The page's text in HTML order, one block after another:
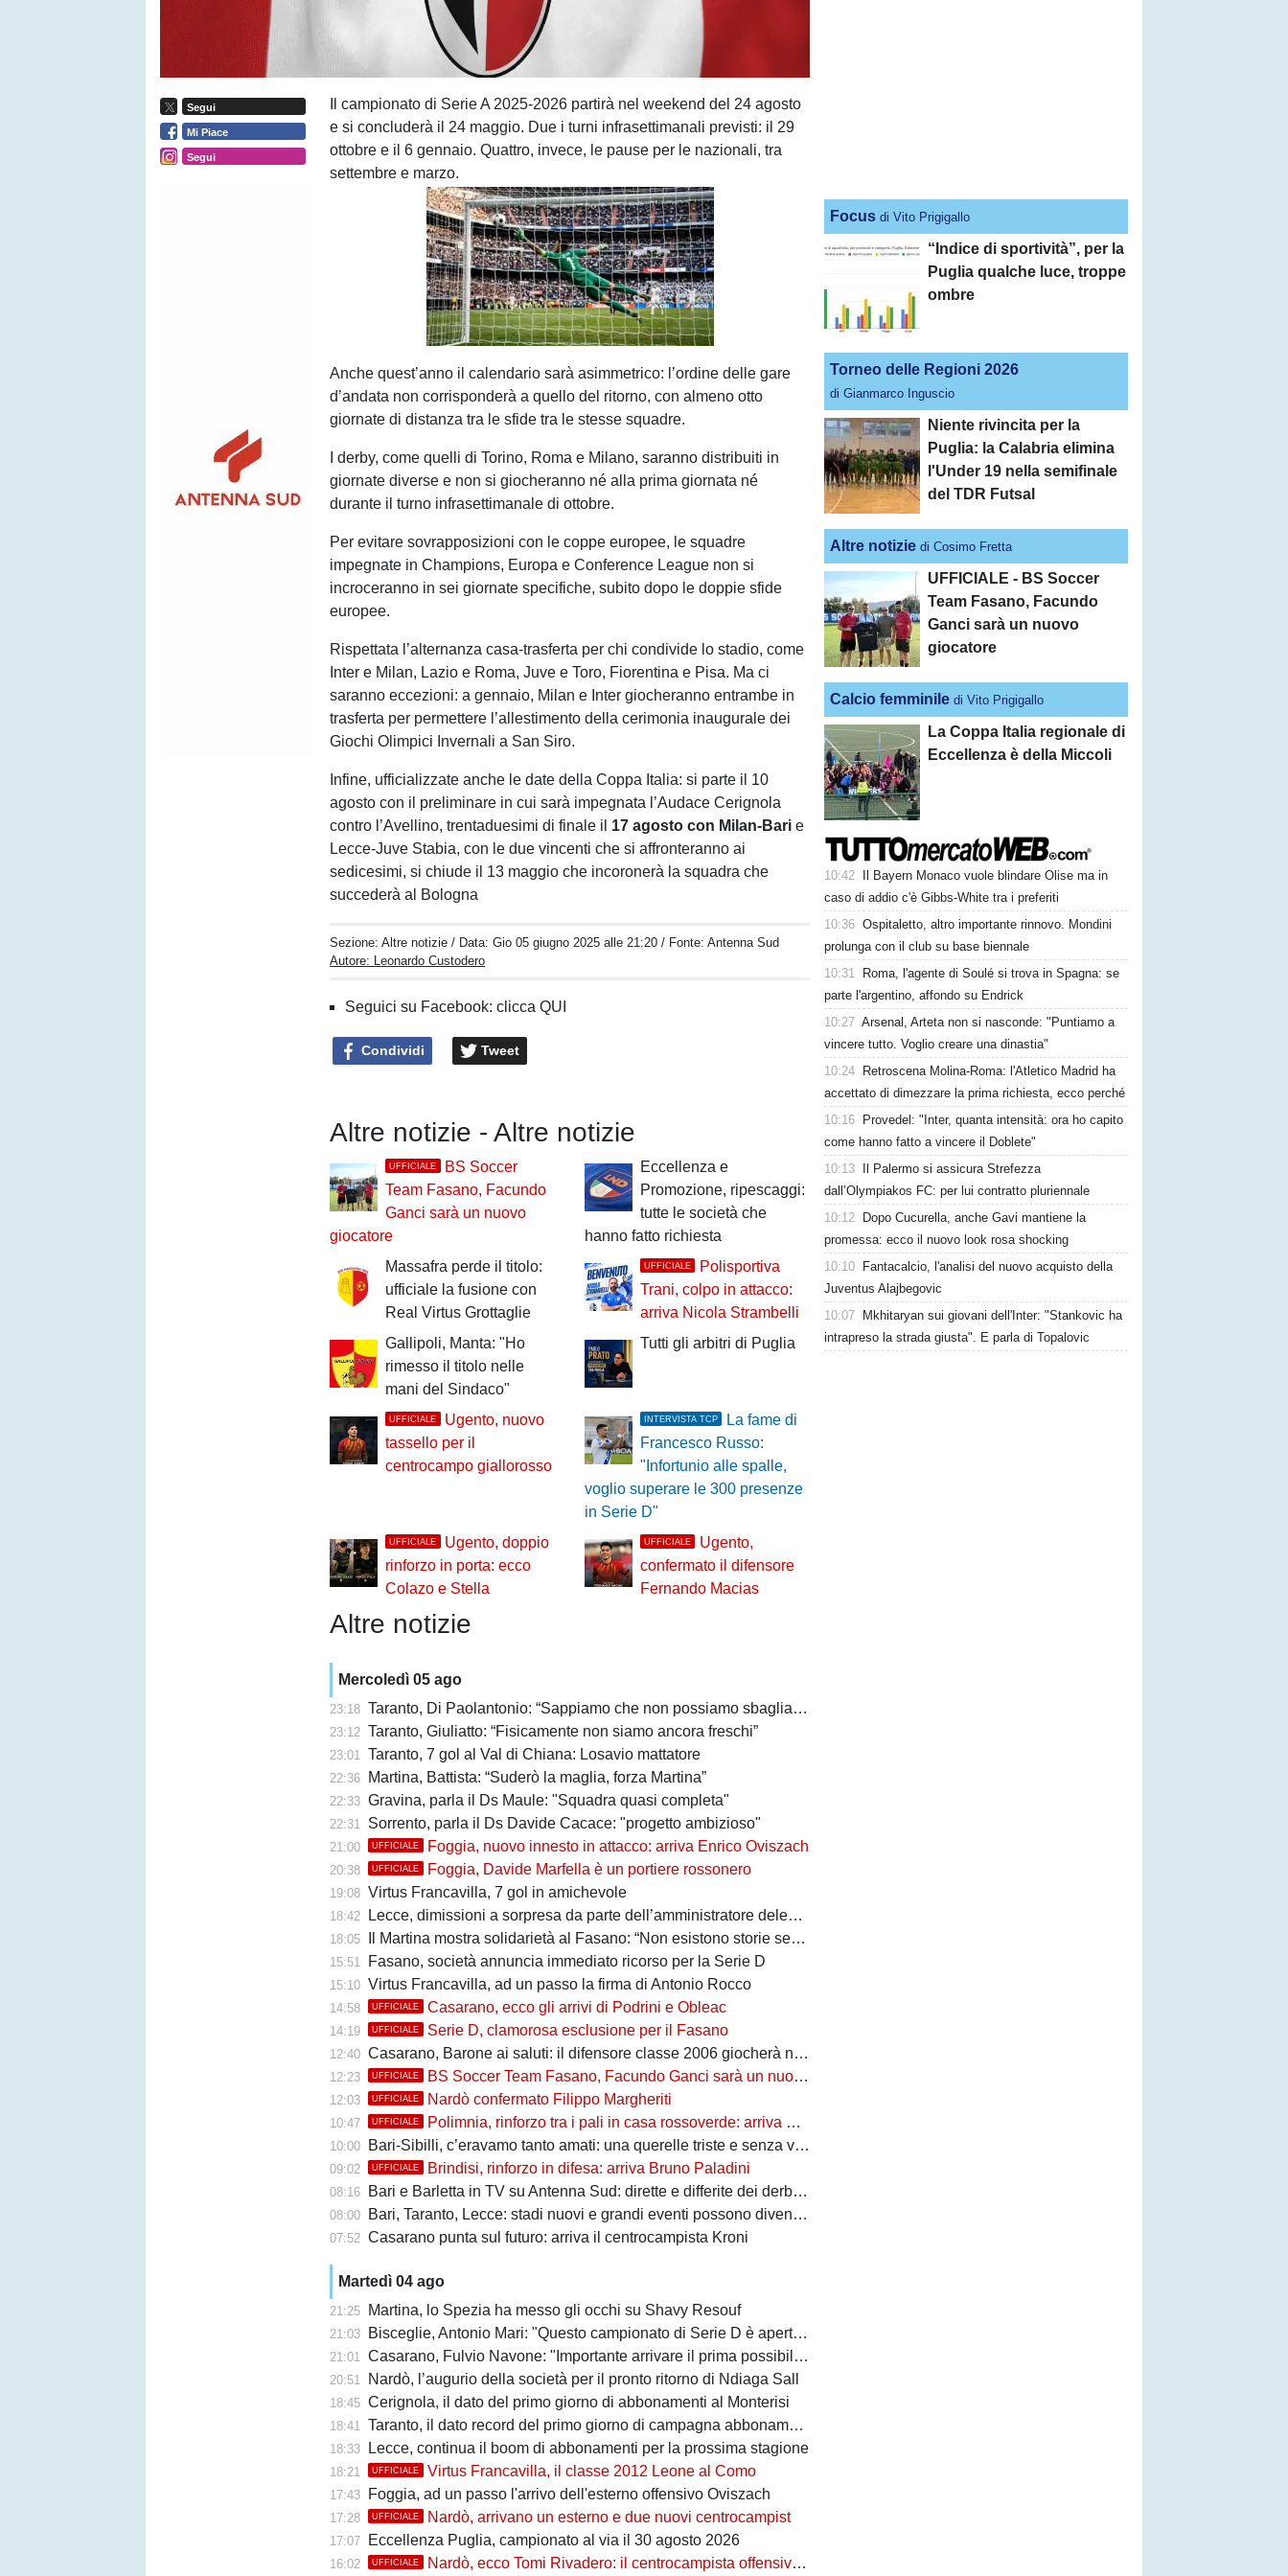
Segui
Mi Piace
Segui
Il campionato di Serie A 2025-2026 partirà nel weekend del 24 agosto
e si concluderà il 24 maggio. Due i turni infrasettimanali previsti: il 29
ottobre e il 6 gennaio. Quattro, invece, le pause per le nazionali, tra
settembre e marzo.
Unmute
Loaded:
100.00%
Anche quest’anno il calendario sarà asimmetrico: l’ordine delle gare
d’andata non corrisponderà a quello del ritorno, con almeno otto
giornate di distanza tra le sfide tra le stesse squadre.
I derby, come quelli di Torino, Roma e Milano, saranno distribuiti in
giornate diverse e non si giocheranno né alla prima giornata né
durante il turno infrasettimanale di ottobre.
Per evitare sovrapposizioni con le coppe europee, le squadre
impegnate in Champions, Europa e Conference League non si
incroceranno in sei giornate specifiche, subito dopo le doppie sfide
europee.
Rispettata l’alternanza casa-trasferta per chi condivide lo stadio, come
Inter e Milan, Lazio e Roma, Juve e Toro, Fiorentina e Pisa. Ma ci
saranno eccezioni: a gennaio, Milan e Inter giocheranno entrambe in
trasferta per permettere l’allestimento della cerimonia inaugurale dei
Giochi Olimpici Invernali a San Siro.
Infine, ufficializzate anche le date della Coppa Italia: si parte il 10
agosto con il preliminare in cui sarà impegnata l’Audace Cerignola
contro l’Avellino, trentaduesimi di finale il 17 agosto con Milan-Bari e
Lecce-Juve Stabia, con le due vincenti che si affronteranno ai
sedicesimi, si chiude il 13 maggio che incoronerà la squadra che
succederà al Bologna
Sezione:Altre notizie / Data:Gio 05 giugno 2025 alle 21:20 / Fonte: Antenna Sud
Autore: Leonardo Custodero
Seguici su Facebook: clicca QUI
Condividi Tweet
Altre notizie - Altre notizie
UFFICIALE
BS Soccer
Team Fasano, Facundo
Ganci sarà un nuovo
giocatore
Eccellenza e
Promozione, ripescaggi:
tutte le società che
hanno fatto richiesta
Massafra perde il titolo:
ufficiale la fusione con
Real Virtus Grottaglie
UFFICIALE
Polisportiva
Trani, colpo in attacco:
arriva Nicola Strambelli
Gallipoli, Manta: "Ho
rimesso il titolo nelle
mani del Sindaco"
Tutti gli arbitri di Puglia
UFFICIALE
Ugento, nuovo
tassello per il
centrocampo giallorosso
INTERVISTA TCP
La fame di
Francesco Russo:
"Infortunio alle spalle,
voglio superare le 300 presenze
in Serie D"
UFFICIALE
Ugento, doppio
rinforzo in porta: ecco
Colazo e Stella
UFFICIALE
Ugento,
confermato il difensore
Fernando Macias
Altre notizie
Mercoledì 05 ago
23:18 Taranto, Di Paolantonio: “Sappiamo che non possiamo sbagliare”
23:12 Taranto, Giuliatto: “Fisicamente non siamo ancora freschi”
23:01 Taranto, 7 gol al Val di Chiana: Losavio mattatore
22:36 Martina, Battista: “Suderò la maglia, forza Martina”
22:33 Gravina, parla il Ds Maule: "Squadra quasi completa"
22:31 Sorrento, parla il Ds Davide Cacace: "progetto ambizioso"
21:00 UFFICIALE Foggia, nuovo innesto in attacco: arriva Enrico Oviszach
20:38 UFFICIALE Foggia, Davide Marfella è un portiere rossonero
19:08 Virtus Francavilla, 7 gol in amichevole
18:42 Lecce, dimissioni a sorpresa da parte dell’amministratore delegato
18:05 Il Martina mostra solidarietà al Fasano: “Non esistono storie senza avversari”
15:51 Fasano, società annuncia immediato ricorso per la Serie D
15:10 Virtus Francavilla, ad un passo la firma di Antonio Rocco
14:58 UFFICIALE Casarano, ecco gli arrivi di Podrini e Obleac
14:19 UFFICIALE Serie D, clamorosa esclusione per il Fasano
12:40 Casarano, Barone ai saluti: il difensore classe 2006 giocherà nel Lanciano
12:23 UFFICIALE BS Soccer Team Fasano, Facundo Ganci sarà un nuovo giocatore
12:03 UFFICIALE Nardò confermato Filippo Margheriti
10:47 UFFICIALE Polimnia, rinforzo tra i pali in casa rossoverde: arriva Victor De Caro
10:00 Bari-Sibilli, c’eravamo tanto amati: una querelle triste e senza vincitori
09:02 UFFICIALE Brindisi, rinforzo in difesa: arriva Bruno Paladini
08:16 Bari e Barletta in TV su Antenna Sud: dirette e differite dei derby più attesi
08:00 Bari, Taranto, Lecce: stadi nuovi e grandi eventi possono diventare opportunità
07:52 Casarano punta sul futuro: arriva il centrocampista Kroni
Martedì 04 ago
21:25 Martina, lo Spezia ha messo gli occhi su Shavy Resouf
21:03 Bisceglie, Antonio Mari: "Questo campionato di Serie D è aperto a tutti"
21:01 Casarano, Fulvio Navone: "Importante arrivare il prima possibile alla salvezza"
20:51 Nardò, l’augurio della società per il pronto ritorno di Ndiaga Sall
18:45 Cerignola, il dato del primo giorno di abbonamenti al Monterisi
18:41 Taranto, il dato record del primo giorno di campagna abbonamenti
18:33 Lecce, continua il boom di abbonamenti per la prossima stagione
18:21 UFFICIALE Virtus Francavilla, il classe 2012 Leone al Como
17:43 Foggia, ad un passo l'arrivo dell'esterno offensivo Oviszach
17:28 UFFICIALE Nardò, arrivano un esterno e due nuovi centrocampist
17:07 Eccellenza Puglia, campionato al via il 30 agosto 2026
16:02 UFFICIALE Nardò, ecco Tomi Rivadero: il centrocampista offensivo argentino rinforza i granata
Focus di Vito Prigigallo
“Indice di sportività”, per la
Puglia qualche luce, troppe
ombre
Torneo delle Regioni 2026
di Gianmarco Inguscio
Niente rivincita per la
Puglia: la Calabria elimina
l'Under 19 nella semifinale
del TDR Futsal
Altre notizie di Cosimo Fretta
UFFICIALE - BS Soccer
Team Fasano, Facundo
Ganci sarà un nuovo
giocatore
Calcio femminile di Vito Prigigallo
La Coppa Italia regionale di
Eccellenza è della Miccoli
10:42
Il Bayern Monaco vuole blindare Olise ma in
caso di addio c'è Gibbs-White tra i preferiti
10:36 Ospitaletto, altro importante rinnovo. Mondini
prolunga con il club su base biennale
10:31
Roma, l'agente di Soulé si trova in Spagna: se
parte l'argentino, affondo su Endrick
10:27 Arsenal, Arteta non si nasconde: "Puntiamo a
vincere tutto. Voglio creare una dinastia"
10:24
Retroscena Molina-Roma: l'Atletico Madrid ha
accettato di dimezzare la prima richiesta, ecco perché
10:16
Provedel: "Inter, quanta intensità: ora ho capito
come hanno fatto a vincere il Doblete"
10:13
Il Palermo si assicura Strefezza
dall’Olympiakos FC: per lui contratto pluriennale
10:12
Dopo Cucurella, anche Gavi mantiene la
promessa: ecco il nuovo look rosa shocking
10:10
Fantacalcio, l'analisi del nuovo acquisto della
Juventus Alajbegovic
10:07
Mkhitaryan sui giovani dell'Inter: "Stankovic ha
intrapreso la strada giusta". E parla di Topalovic